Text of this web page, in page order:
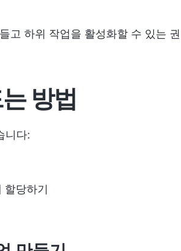
고 하위 작업을 활성화할 수 있는 권
방법
니다:
할당하기